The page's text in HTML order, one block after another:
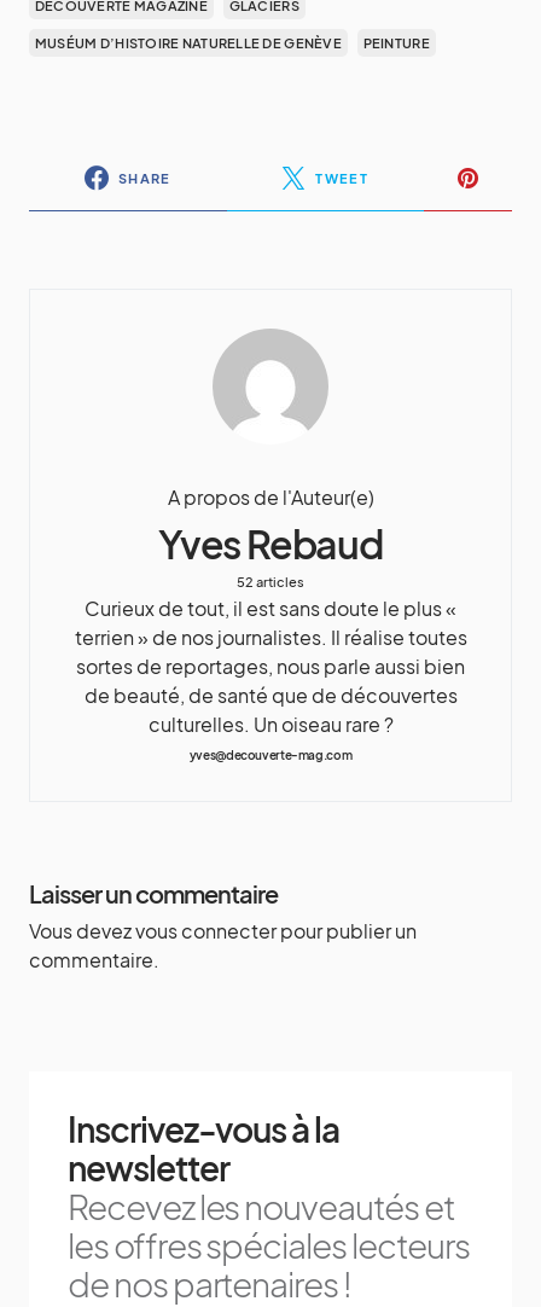
DÉCOUVERTE MAGAZINE GLACIERS
MUSÉUM D’HISTOIRE NATURELLE DE GENÈVE PEINTURE
SHARE TWEET
A propos de l'Auteur(e)
Yves Rebaud
52 articles
Curieux de tout, il est sans doute le plus «
terrien » de nos journalistes. Il réalise toutes
sortes de reportages, nous parle aussi bien
de beauté, de santé que de découvertes
culturelles. Un oiseau rare ?
yves@decouverte-mag.com
Laisser un commentaire
Vous devezvous connecterpour publier un
commentaire.
Inscrivez-vous à la
newsletter
Recevez les nouveautés et
les offres spéciales lecteurs
de nos partenaires !